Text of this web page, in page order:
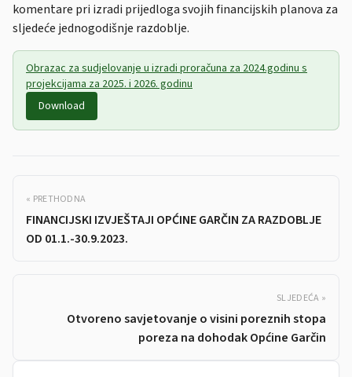
komentare pri izradi prijedloga svojih financijskih planova za
sljedeće jednogodišnje razdoblje.
Obrazac za sudjelovanje u izradi proračuna za 2024.godinu s
projekcijama za 2025. i 2026. godinu
Download
« PRETHODNA
FINANCIJSKI IZVJEŠTAJI OPĆINE GARČIN ZA RAZDOBLJE
OD 01.1.-30.9.2023.
SLJEDEĆA »
Otvoreno savjetovanje o visini poreznih stopa
poreza na dohodak Općine Garčin